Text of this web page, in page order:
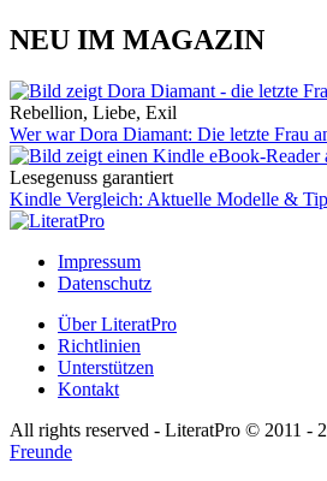
NEU IM MAGAZIN
Rebellion, Liebe, Exil
Wer war Dora Diamant: Die letzte Frau
Lesegenuss garantiert
Kindle Vergleich: Aktuelle Modelle &
Impressum
Datenschutz
Über LiteratPro
Richtlinien
Unterstützen
Kontakt
All rights reserved - LiteratPro © 2011 -
Freunde